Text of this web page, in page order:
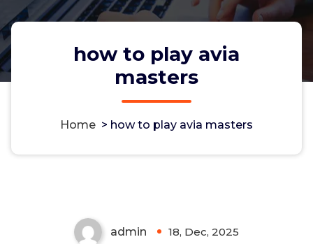
how to play avia
masters
Home > how to play avia masters
admin 18, Dec, 2025